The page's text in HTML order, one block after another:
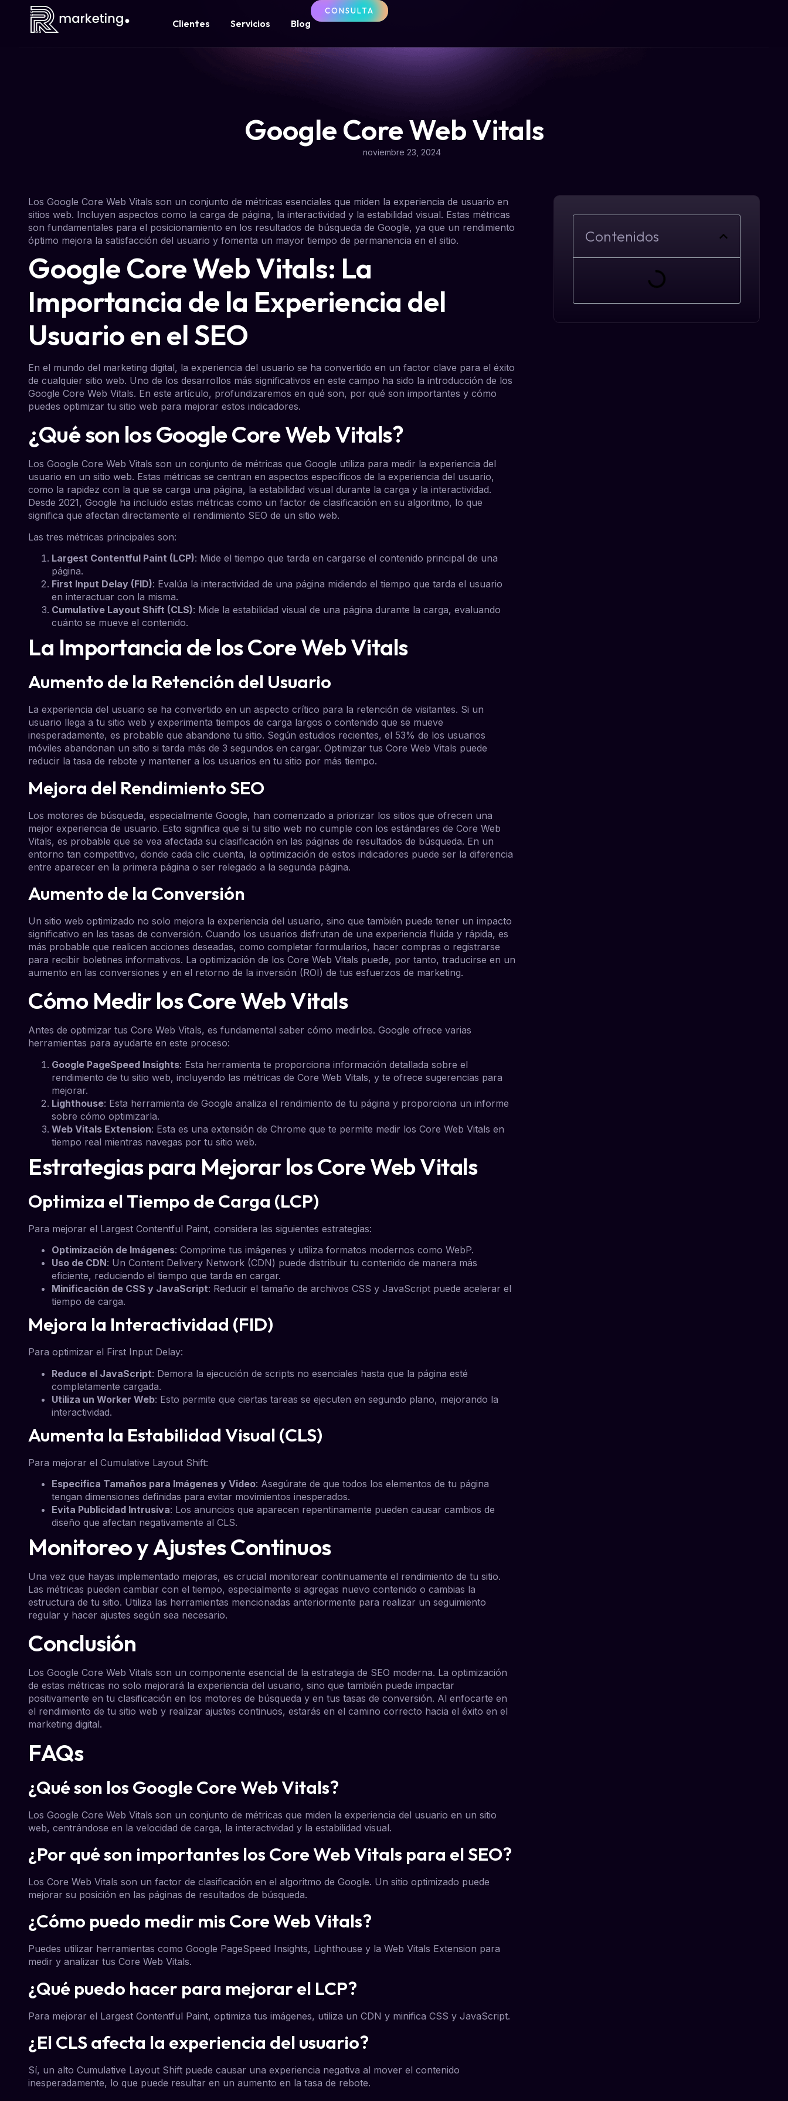
Clientes Servicios Blog
CONSULTA
Google Core Web Vitals
noviembre 23, 2024
Los Google Core Web Vitals son un conjunto de métricas esenciales que miden la experiencia de usuario en
sitios web. Incluyen aspectos como la carga de página, la interactividad y la estabilidad visual. Estas métricas
son fundamentales para el posicionamiento en los resultados de búsqueda de Google, ya que un rendimiento
óptimo mejora la satisfacción del usuario y fomenta un mayor tiempo de permanencia en el sitio.
Google Core Web Vitals: La
Importancia de la Experiencia del
Usuario en el SEO
En el mundo del marketing digital, la experiencia del usuario se ha convertido en un factor clave para el éxito
de cualquier sitio web. Uno de los desarrollos más significativos en este campo ha sido la introducción de los
Google Core Web Vitals. En este artículo, profundizaremos en qué son, por qué son importantes y cómo
puedes optimizar tu sitio web para mejorar estos indicadores.
¿Qué son los Google Core Web Vitals?
Los Google Core Web Vitals son un conjunto de métricas que Google utiliza para medir la experiencia del
usuario en un sitio web. Estas métricas se centran en aspectos específicos de la experiencia del usuario,
como la rapidez con la que se carga una página, la estabilidad visual durante la carga y la interactividad.
Desde 2021, Google ha incluido estas métricas como un factor de clasificación en su algoritmo, lo que
significa que afectan directamente el rendimiento SEO de un sitio web.
Las tres métricas principales son:
Largest Contentful Paint (LCP): Mide el tiempo que tarda en cargarse el contenido principal de una
página.
First Input Delay (FID): Evalúa la interactividad de una página midiendo el tiempo que tarda el usuario
en interactuar con la misma.
Cumulative Layout Shift (CLS): Mide la estabilidad visual de una página durante la carga, evaluando
cuánto se mueve el contenido.
La Importancia de los Core Web Vitals
Aumento de la Retención del Usuario
La experiencia del usuario se ha convertido en un aspecto crítico para la retención de visitantes. Si un
usuario llega a tu sitio web y experimenta tiempos de carga largos o contenido que se mueve
inesperadamente, es probable que abandone tu sitio. Según estudios recientes, el 53% de los usuarios
móviles abandonan un sitio si tarda más de 3 segundos en cargar. Optimizar tus Core Web Vitals puede
reducir la tasa de rebote y mantener a los usuarios en tu sitio por más tiempo.
Mejora del Rendimiento SEO
Los motores de búsqueda, especialmente Google, han comenzado a priorizar los sitios que ofrecen una
mejor experiencia de usuario. Esto significa que si tu sitio web no cumple con los estándares de Core Web
Vitals, es probable que se vea afectada su clasificación en las páginas de resultados de búsqueda. En un
entorno tan competitivo, donde cada clic cuenta, la optimización de estos indicadores puede ser la diferencia
entre aparecer en la primera página o ser relegado a la segunda página.
Aumento de la Conversión
Un sitio web optimizado no solo mejora la experiencia del usuario, sino que también puede tener un impacto
significativo en las tasas de conversión. Cuando los usuarios disfrutan de una experiencia fluida y rápida, es
más probable que realicen acciones deseadas, como completar formularios, hacer compras o registrarse
para recibir boletines informativos. La optimización de los Core Web Vitals puede, por tanto, traducirse en un
aumento en las conversiones y en el retorno de la inversión (ROI) de tus esfuerzos de marketing.
Cómo Medir los Core Web Vitals
Antes de optimizar tus Core Web Vitals, es fundamental saber cómo medirlos. Google ofrece varias
herramientas para ayudarte en este proceso:
Google PageSpeed Insights: Esta herramienta te proporciona información detallada sobre el
rendimiento de tu sitio web, incluyendo las métricas de Core Web Vitals, y te ofrece sugerencias para
mejorar.
Lighthouse: Esta herramienta de Google analiza el rendimiento de tu página y proporciona un informe
sobre cómo optimizarla.
Web Vitals Extension: Esta es una extensión de Chrome que te permite medir los Core Web Vitals en
tiempo real mientras navegas por tu sitio web.
Estrategias para Mejorar los Core Web Vitals
Optimiza el Tiempo de Carga (LCP)
Para mejorar el Largest Contentful Paint, considera las siguientes estrategias:
Optimización de Imágenes: Comprime tus imágenes y utiliza formatos modernos como WebP.
Uso de CDN: Un Content Delivery Network (CDN) puede distribuir tu contenido de manera más
eficiente, reduciendo el tiempo que tarda en cargar.
Minificación de CSS y JavaScript: Reducir el tamaño de archivos CSS y JavaScript puede acelerar el
tiempo de carga.
Mejora la Interactividad (FID)
Para optimizar el First Input Delay:
Reduce el JavaScript: Demora la ejecución de scripts no esenciales hasta que la página esté
completamente cargada.
Utiliza un Worker Web: Esto permite que ciertas tareas se ejecuten en segundo plano, mejorando la
interactividad.
Aumenta la Estabilidad Visual (CLS)
Para mejorar el Cumulative Layout Shift:
Especifica Tamaños para Imágenes y Video: Asegúrate de que todos los elementos de tu página
tengan dimensiones definidas para evitar movimientos inesperados.
Evita Publicidad Intrusiva: Los anuncios que aparecen repentinamente pueden causar cambios de
diseño que afectan negativamente al CLS.
Monitoreo y Ajustes Continuos
Una vez que hayas implementado mejoras, es crucial monitorear continuamente el rendimiento de tu sitio.
Las métricas pueden cambiar con el tiempo, especialmente si agregas nuevo contenido o cambias la
estructura de tu sitio. Utiliza las herramientas mencionadas anteriormente para realizar un seguimiento
regular y hacer ajustes según sea necesario.
Conclusión
Los Google Core Web Vitals son un componente esencial de la estrategia de SEO moderna. La optimización
de estas métricas no solo mejorará la experiencia del usuario, sino que también puede impactar
positivamente en tu clasificación en los motores de búsqueda y en tus tasas de conversión. Al enfocarte en
el rendimiento de tu sitio web y realizar ajustes continuos, estarás en el camino correcto hacia el éxito en el
marketing digital.
FAQs
¿Qué son los Google Core Web Vitals?
Los Google Core Web Vitals son un conjunto de métricas que miden la experiencia del usuario en un sitio
web, centrándose en la velocidad de carga, la interactividad y la estabilidad visual.
¿Por qué son importantes los Core Web Vitals para el SEO?
Los Core Web Vitals son un factor de clasificación en el algoritmo de Google. Un sitio optimizado puede
mejorar su posición en las páginas de resultados de búsqueda.
¿Cómo puedo medir mis Core Web Vitals?
Puedes utilizar herramientas como Google PageSpeed Insights, Lighthouse y la Web Vitals Extension para
medir y analizar tus Core Web Vitals.
¿Qué puedo hacer para mejorar el LCP?
Para mejorar el Largest Contentful Paint, optimiza tus imágenes, utiliza un CDN y minifica CSS y JavaScript.
¿El CLS afecta la experiencia del usuario?
Sí, un alto Cumulative Layout Shift puede causar una experiencia negativa al mover el contenido
inesperadamente, lo que puede resultar en un aumento en la tasa de rebote.
Contenidos